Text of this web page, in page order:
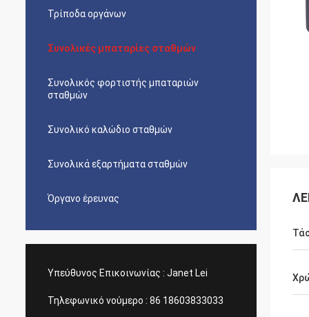
Τρίποδα οργάνων
Συνολικές μπαταρίες σταθμών
Συνολικός φορτιστής μπαταριών
σταθμών
Συνολικό καλώδιο σταθμών
Συνολικά εξαρτήματα σταθμών
Όργανο έρευνας
Υπεύθυνος Επικοινωνίας : Janet Lei
Τηλεφωνικό νούμερο : 86 18603833033